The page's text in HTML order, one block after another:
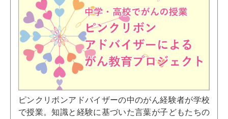
ピンクリボンアドバイザーの中のがん経験者が学校
で授業。知識と経験に基づいた言葉が子どもたちの